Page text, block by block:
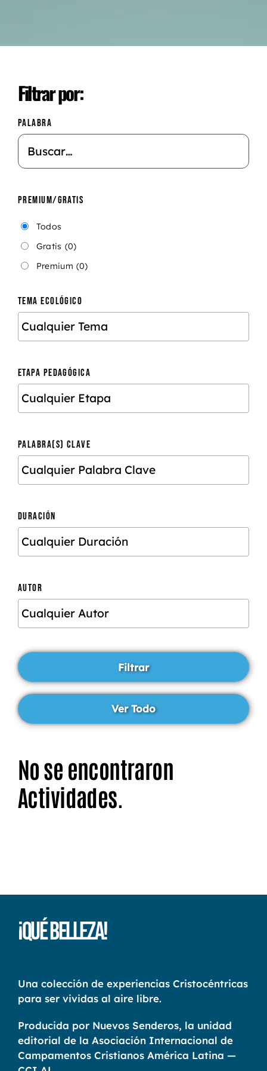
Filtrar por:
PALABRA
PREMIUM/GRATIS
Todos
Gratis (0)
Premium (0)
TEMA ECOLÓGICO
ETAPA PEDAGÓGICA
PALABRA(S) CLAVE
DURACIÓN
AUTOR
No se encontraron
Actividades.
¡Qué Belleza!
Una colección de experiencias Cristocéntricas
para ser vividas al aire libre.
Producida por Nuevos Senderos, la unidad
editorial de la Asociación Internacional de
Campamentos Cristianos América Latina —